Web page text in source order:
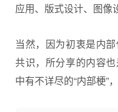
应用、版式设计、图像
当然，因为初衷是内
共识，所分享的内容
中有不详尽的“内部梗”